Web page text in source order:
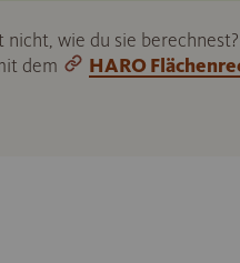
wie du sie berechnest?
dem
HARO